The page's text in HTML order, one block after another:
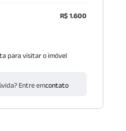
R$ 1.600
para visitar o imóvel
Entre emcontato